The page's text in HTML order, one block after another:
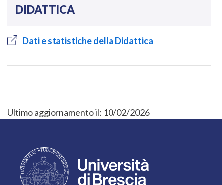
DIDATTICA
Dati e statistiche della Didattica
Ultimo aggiornamento il: 10/02/2026